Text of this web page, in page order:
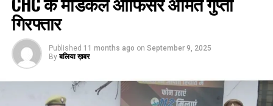
गिरफ्तार
Published 11 months ago on September 9, 2025
By बलिया ख़बर